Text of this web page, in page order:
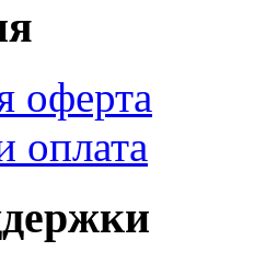
оферта
оплата